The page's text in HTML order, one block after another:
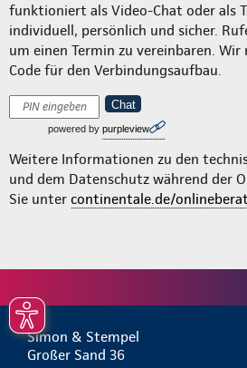
funktioniert als Video-Chat oder als
individuell, persönlich und sicher.
um einen Termin zu vereinbaren. Wir
Code für den Verbindungsaufbau.
Chat
powered by purpleview
Weitere Informationen zu den
und dem Datenschutz während der
Sie unter continentale.de/
Simon & Stempel
Großer Sand 36